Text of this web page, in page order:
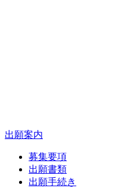
出願案内
募集要項
出願書類
出願手続き